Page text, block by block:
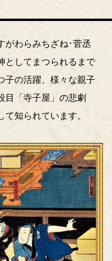
がわらみちざね･菅丞
としてまつられるまで
子の活躍、様々な親子
目「寺子屋」の悲劇
知られています。